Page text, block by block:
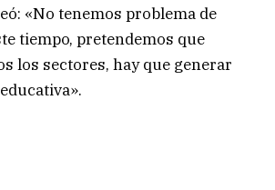
«No tenemos problema de
tiempo, pretendemos que
los sectores, hay que generar